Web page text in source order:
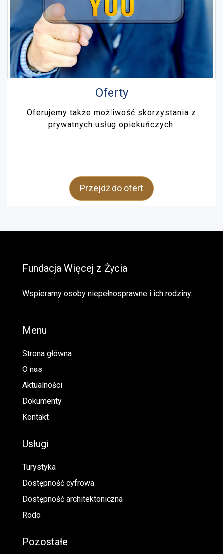
Oferty
Oferujemy także możliwość skorzystania z
prywatnych usług opiekuńczych.
Przejdź do ofert
Fundacja Więcej z Życia
Wspieramy osoby niepełnosprawne i ich rodziny.
Menu
Strona główna
O nas
Aktualności
Dokumenty
Kontakt
Usługi
Turystyka
Dostępność cyfrowa
Dostępność architektoniczna
Rodo
Pozostałe